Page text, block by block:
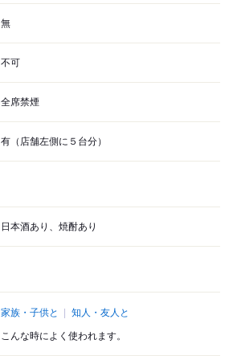
無
不可
全席禁煙
有（店舗左側に５台分）
日本酒あり、焼酎あり
家族・子供と 知人・友人と
こんな時によく使われます。